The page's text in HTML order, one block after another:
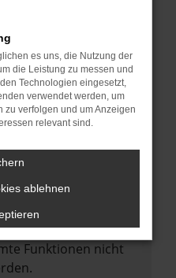
Seiten
in einem privaten
helfen,
zu beheben.
Browser und dein
neuesten Stand
nicht nur ein
kann auch dazu
Funktionen nicht
es uns, die Nutzung der
die Leistung zu messen und
Technologien eingesetzt,
verwendet werden, um
zu verfolgen und um Anzeigen
relevant sind.
ablehnen